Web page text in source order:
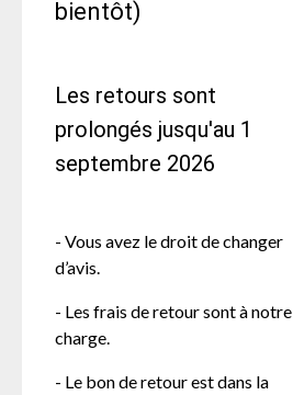
bientôt)
Les retours sont
prolongés jusqu'au 1
septembre 2026
- Vous avez le droit de changer
d’avis.
- Les frais de retour sont à notre
charge.
- Le bon de retour est dans la